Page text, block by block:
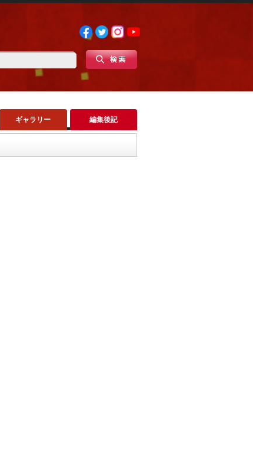
ギャラリー 編集後記